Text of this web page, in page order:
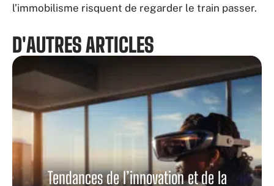
l’immobilisme risquent de regarder le train passer.
D'AUTRES ARTICLES
Tendances de l’innovation et de la